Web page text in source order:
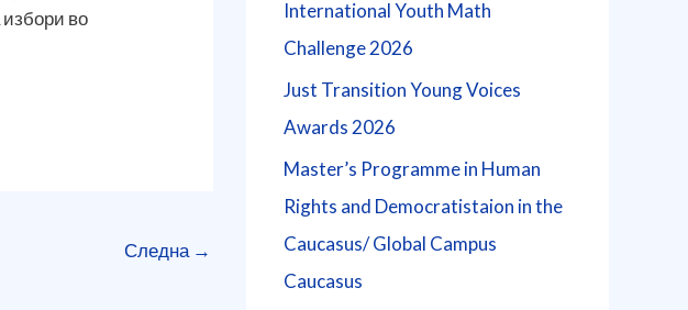
во
Следна →
International Youth Math
Challenge 2026
Just Transition Young Voices
Awards 2026
Master’s Programme in Human
Rights and Democratistaion in the
Caucasus/ Global Campus
Caucasus